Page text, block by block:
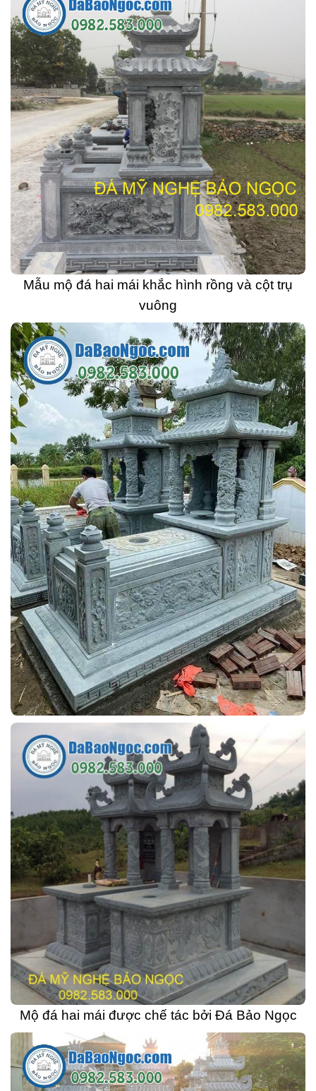
Mẫu mộ đá hai mái khắc hình rồng và cột trụ
vuông
Mộ đá hai mái được chế tác bởi Đá Bảo Ngọc